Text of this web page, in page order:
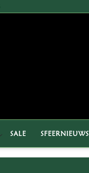
SALE SFEERNIEUWS